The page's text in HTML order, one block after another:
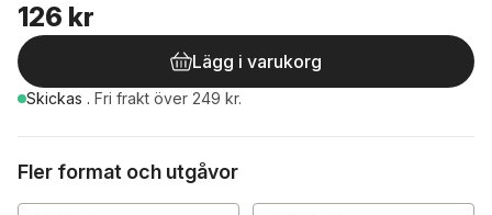
126 kr
Lägg i varukorg
Skickas . Fri frakt över 249 kr.
Fler format och utgåvor